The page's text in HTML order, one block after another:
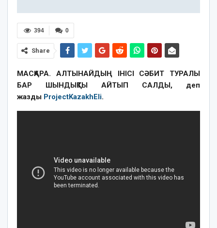
0
394
Share
МАСҚАРА. АЛТЫНАЙДЫҢ ІНІСІ СӘБИТ ТУРАЛЫ
БАР ШЫНДЫҚТЫ АЙТЫП САЛДЫ, деп
жазды ProjectKazakhEli.